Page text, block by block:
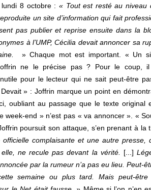
8 octobre : « Tout est resté au niveau
un site d’information qui fait
pas publier et reprise ensuite dans la
à l’UMP, Cécilia devait annoncer sa
» Chaque mot est important. « Un
ne le précise pas ? Pour le coup, il
pour le lecteur qui ne sait peut-être
» : Joffrin marque un point en
oubliant au passage que le texte original
week-end » n’est pas « va annoncer ». «
poursuit son attaque, s’en prenant à
officielle complaisante et une autre presse,
ne recule pas devant la vérité. [...]
par la rumeur n’a pas eu lieu. Peut-
semaine ou plus tard. Mais peut-